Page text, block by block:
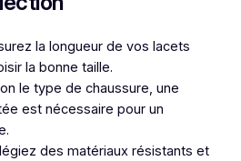
la longueur de vos lacets
la bonne taille.
le type de chaussure, une
est nécessaire pour un
des matériaux résistants et